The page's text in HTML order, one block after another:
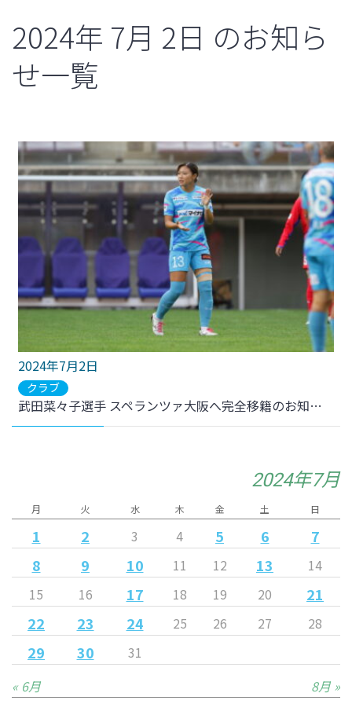
2024年 7月 2日 のお知ら
せ一覧
2024年7月2日
クラブ
武田菜々子選手 スペランツァ大阪へ完全移籍のお知らせ
2024年7月
月 火 水 木 金 土 日
1 2 3 4 5 6
7
8
9 10 11 12 13
14
15
16 17 18 19 20
21
22
23 24 25 26 27 28
29 30
31
« 6月
8月 »